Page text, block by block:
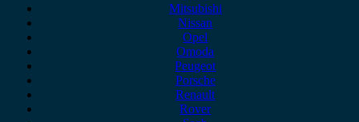
Mitsubishi
Nissan
Opel
Omoda
Peugeot
Porsche
Renault
Rover